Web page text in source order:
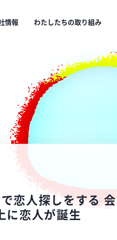
情報 わたしたちの取り組み
恋人探しをする 会
に恋人が誕生